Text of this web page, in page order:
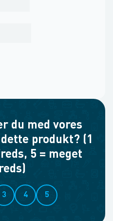
du med vores
produkt? (1
5 = meget
3 4 5